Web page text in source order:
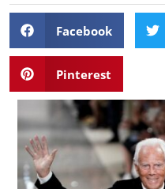
Facebook
Pinterest